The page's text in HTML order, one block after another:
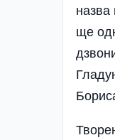
назва
ще